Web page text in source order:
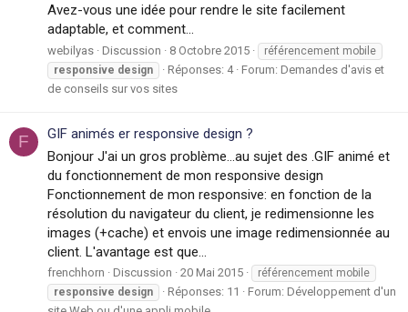
Avez-vous une idée pour rendre le site facilement
adaptable, et comment...
webilyas Discussion 8 Octobre 2015
référencement mobile
responsive design Réponses: 4 Forum: Demandes d'avis et
de conseils sur vos sites
F
GIF animés er responsive design ?
Bonjour J'ai un gros problème...au sujet des .GIF animé et
du fonctionnement de mon responsive design
Fonctionnement de mon responsive: en fonction de la
résolution du navigateur du client, je redimensionne les
images (+cache) et envois une image redimensionnée au
client. L'avantage est que...
frenchhorn Discussion 20 Mai 2015
référencement mobile
responsive design Réponses: 11 Forum: Développement d'un